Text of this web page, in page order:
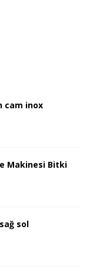
cam inox
Makinesi Bitki
sol